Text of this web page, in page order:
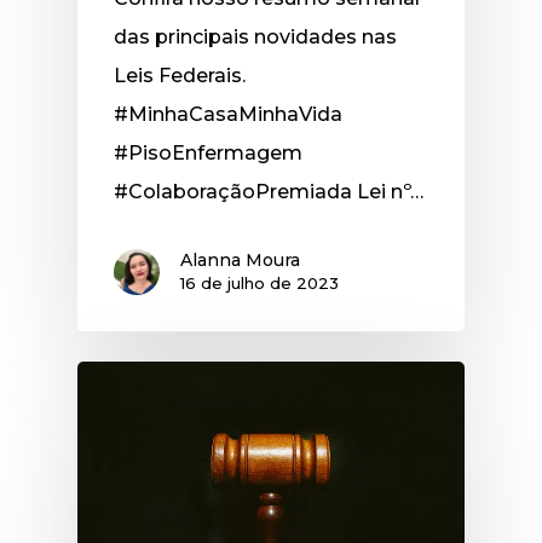
das principais novidades nas
Leis Federais.
#MinhaCasaMinhaVida
#PisoEnfermagem
#ColaboraçãoPremiada Lei nº…
Alanna Moura
16 de julho de 2023